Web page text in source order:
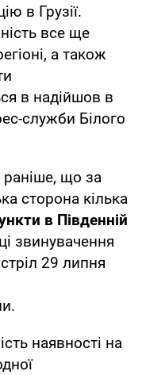
в Грузії.
все ще
а також
в надійшов в
служби Білого
що за
сторона кілька
в Південній
звинувачення
29 липня
наявності на